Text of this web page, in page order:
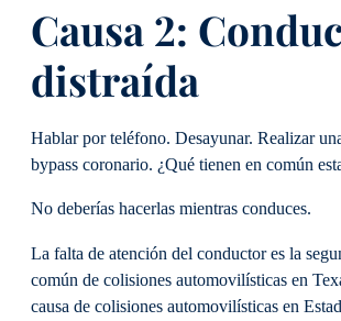
Causa 2:
distraída
Hablar por teléfono. Desayunar. Realizar
bypass coronario. ¿Qué tienen en común
No deberías hacerlas mientras conduces.
La falta de atención del conductor es la
común de colisiones automovilísticas en
causa de colisiones automovilísticas en